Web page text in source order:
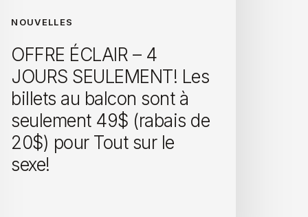
NOUVELLES
OFFRE ÉCLAIR – 4
JOURS SEULEMENT! Les
billets au balcon sont à
seulement 49$ (rabais de
20$) pour Tout sur le
sexe!